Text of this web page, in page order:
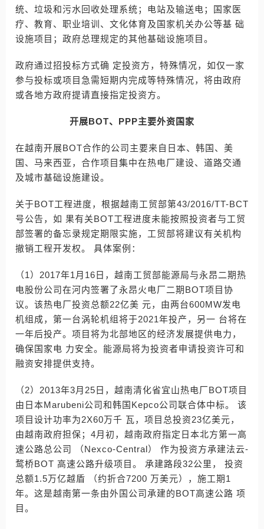
统、垃圾和污水回收处理系统；电站及输送电；国家医
疗、教育、职业培训、文化体育及国家机关办公等基 础
设施项目；政府总理规定的其他基础设施项目。
政府通过招投标方式确 定投资方，特殊情况，如仅一家
参与投标或项目急需短期内完成等特殊情况，将由政府
或各地方政府提请直接指定投资方。
开展BOT、PPP主要外资国家
在越南开展BOT合作的公司主要来自日本、韩国、美
国、马来西亚，合作项目集中在热电厂建设、道路交通
及城市基础设施建设。
关于BOT工程进度，根据越南工贸部第43/2016/TT-BCT
号公告，如 果有关BOT工程进度未能按照投资者与工贸
部签署的备忘录规定期限实施，工贸部将建议有关机构
撤销工程开发权。 具体案例：
（1）2017年1月16日，越南工贸部能源局与永昂二期热
电股份公司在河内签署了永昂火电厂二期BOT项目协
议。该热电厂投资总额22亿美 元，由两台600MW发电
机组成，第一台涡轮机组将于2021年投产，另一 台将在
一年后投产。项目将为北部地区的经济发展提供电力，
确保国家电 力安全。能源局将为投资者申请投资许可和
融资安排提供支持。
（2）2013年3月25日，越南清化省宜山热电厂BOT项目
由日本Marubeni公司和韩国Kepco公司联合体中标。 该
项目设计功率为2X60万千 瓦，项目总投资23亿美元，
由越南政府担保；4月初，越南政府指定日本北方第一高
速公路总公司 （Nexco-Central） 作为投资方承建法云-
鹜桥BOT 高速公路升级项目。 承建路段32公里， 投资
总额1.5万亿越盾 （约折合7200 万美元），施工期1
年。这是越南第一条由外国公司承建的BOT高速公路 项
目。